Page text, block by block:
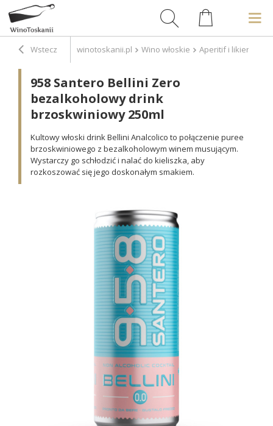
Wstecz winotoskanii.pl Wino włoskie Aperitif i likiery
958 Santero Bellini Zero
bezalkoholowy drink
brzoskwiniowy 250ml
Kultowy włoski drink Bellini Analcolico to połączenie puree
brzoskwiniowego z bezalkoholowym winem musującym.
Wystarczy go schłodzić i nalać do kieliszka, aby
rozkoszować się jego doskonałym smakiem.